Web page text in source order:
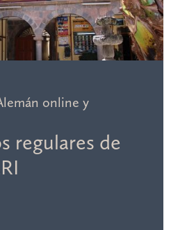
online y
regulares de